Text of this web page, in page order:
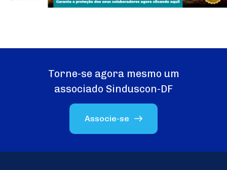
Torne-se agora mesmo um
associado Sinduscon-DF
Associe-se